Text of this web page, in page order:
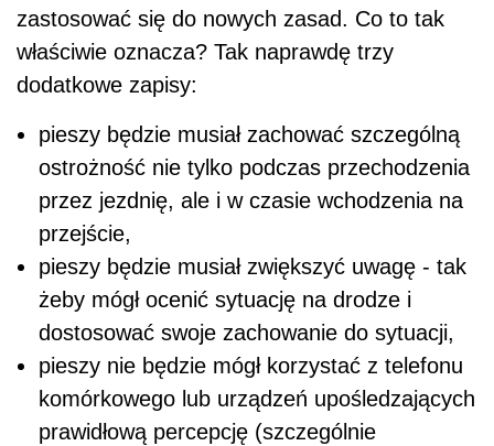
zastosować się do nowych zasad. Co to tak
właściwie oznacza? Tak naprawdę trzy
dodatkowe zapisy:
pieszy będzie musiał zachować szczególną
ostrożność nie tylko podczas przechodzenia
przez jezdnię, ale i w czasie wchodzenia na
przejście,
pieszy będzie musiał zwiększyć uwagę - tak
żeby mógł ocenić sytuację na drodze i
dostosować swoje zachowanie do sytuacji,
pieszy nie będzie mógł korzystać z telefonu
komórkowego lub urządzeń upośledzających
prawidłową percepcję (szczególnie